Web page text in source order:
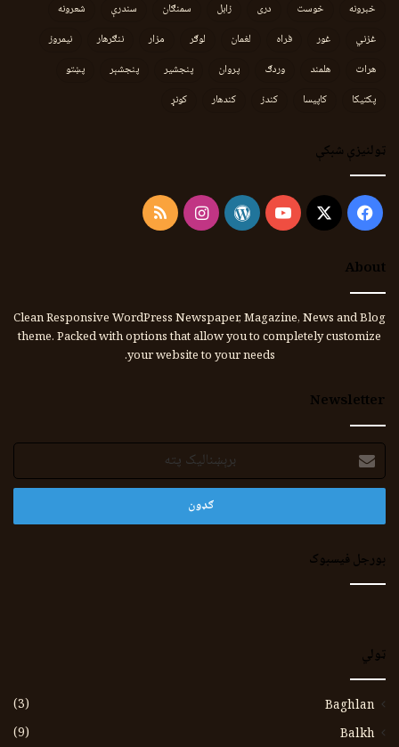
خبرونه خوست دری زابل سمنګان سندرې
شعرونه
غزني
غور فراه لغمان لوګر مزار ننګرهار
نیمروز
هرات
هلمند وردګ پروان پنجشیر پنجشېر
پښتو
پکتیکا
کاپیسا کندز کندهار کونړ
ټولنیزې شبکې
Facebook
X
YouTube
WordPress
Instagram
RSS
About
Clean Responsive WordPress Newspaper, Magazine, News and Blog
theme. Packed with options that allow you to completely customize
your website to your needs.
Newsletter
برېښنالیک
پته
بورجل فیسبوک
ټولي
Baghlan
(3)
Balkh
(9)